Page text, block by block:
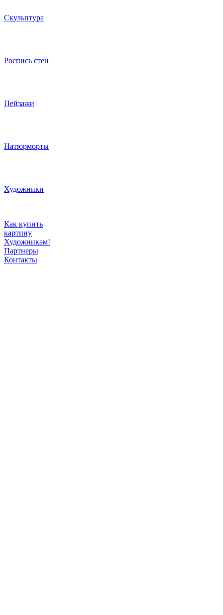
Скульптура
Роспись стен
Пейзажи
Натюрморты
Художники
Как купить
картину
Художникам!
Партнеры
Контакты